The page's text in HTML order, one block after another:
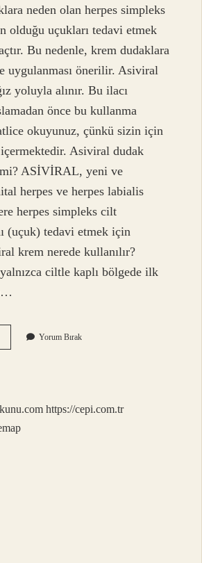
neden olan herpes simpleks
olduğu uçukları tedavi etmek
Bu nedenle, krem ​​dudaklara
uygulanması önerilir. Asiviral
yoluyla alınır. Bu ilacı
önce bu kullanma
okuyunuz, çünkü sizin için
Asiviral dudak
ASİVİRAL, yeni ve
herpes ve herpes labialis
herpes simpleks cilt
(uçuk) tedavi etmek için
krem nerede kullanılır?
ciltle kaplı bölgede ilk
Yorum Bırak
https://cepi.com.tr